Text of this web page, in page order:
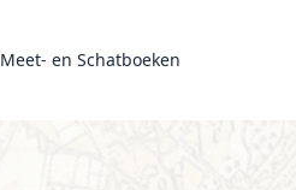
Meet- en Schatboeken